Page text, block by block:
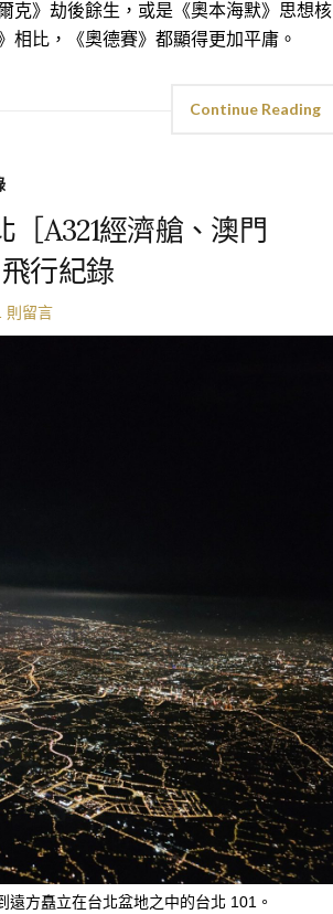
克》劫後餘生，或是《奧本海默》思想核
相比，《奧德賽》都顯得更加平庸。
Continue Reading
A321經濟艙、澳門
行紀錄
則留言
方矗立在台北盆地之中的台北 101。